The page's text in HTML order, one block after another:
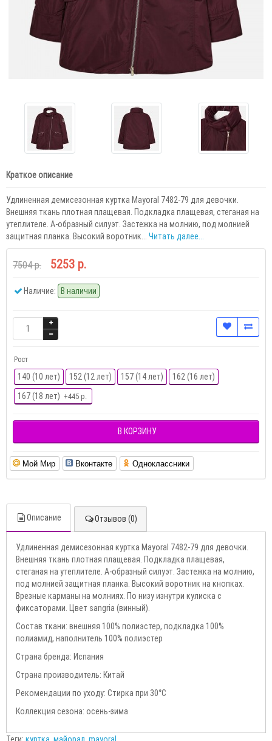
Краткое описание
Удлиненная демисезонная куртка Mayoral 7482-79 для девочки.
Внешняя ткань плотная плащевая. Подкладка плащевая, стеганая на
утеплителе. А-образный силуэт. Застежка на молнию, под молнией
защитная планка. Высокий воротник... Читать далее...
7504 р. 5253 р.
Наличие: В наличии
Рост
140 (10 лет) 152 (12 лет) 157 (14 лет)
162 (16 лет)
167 (18 лет) +445 р.
В КОРЗИНУ
Мой Мир Вконтакте Одноклассники
Описание Отзывов (0)
Удлиненная демисезонная куртка Mayoral 7482-79 для девочки.
Внешняя ткань плотная плащевая. Подкладка плащевая,
стеганая на утеплителе. А-образный силуэт. Застежка на молнию,
под молнией защитная планка. Высокий воротник на кнопках.
Врезные карманы на молниях. По низу изнутри кулиска с
фиксаторами. Цвет sangria (винный).
Состав ткани: внешняя 100% полиэстер, подкладка 100%
полиамид, наполнитель 100% полиэстер
Страна бренда: Испания
Страна производитель: Китай
Рекомендации по уходу: Стирка при 30°С
Коллекция сезона: осень-зима